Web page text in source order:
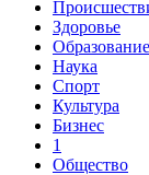
Здоровье
Образование
Наука
Спорт
Культура
Бизнес
1
Общество